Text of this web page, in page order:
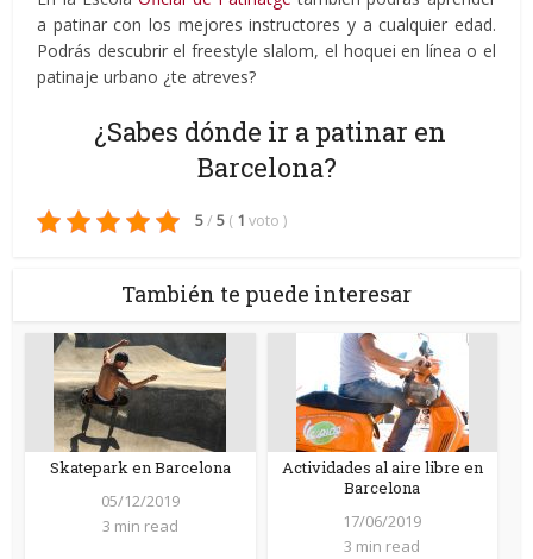
a patinar con los mejores instructores y a cualquier edad.
Podrás descubrir el freestyle slalom, el hoquei en línea o el
patinaje urbano ¿te atreves?
¿Sabes dónde ir a patinar en
Barcelona?
5/ 5 ( 1 voto )
También te puede interesar
Skatepark en Barcelona
05/12/2019
3 min read
Actividades al aire libre en
Barcelona
17/06/2019
3 min read